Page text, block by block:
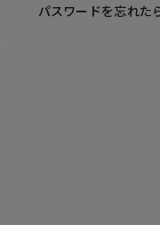
パスワードを忘れた